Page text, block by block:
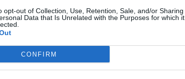
opt-out of Collection, Use, Retention, Sale, and/or Sharing
Data that Is Unrelated with the Purposes for which it
CONFIRM
ŚLIWIŃSKI WATYKAN
watykanista, autor książki „Konklawe.